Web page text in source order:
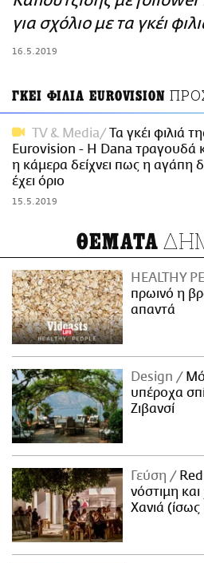
ΑΜΠΑ
για σχόλιο με τα γκέι
16.5.2019
ΓΚΕΙ ΦΙΛΙΑ EUROVISION
TV & Media
Τα γκέι φιλιά
Eurovision - H Dana τραγουδά
η κάμερα δείχνει πως η αγάπη
έχει όριο
15.5.2019
ΘΕΜΑΤΑ
HEALTHY
πρωινό η
απαντά
Design
υπέροχα
Ζιβανσί
Γεύση
Red
νόστιμη
Χανιά